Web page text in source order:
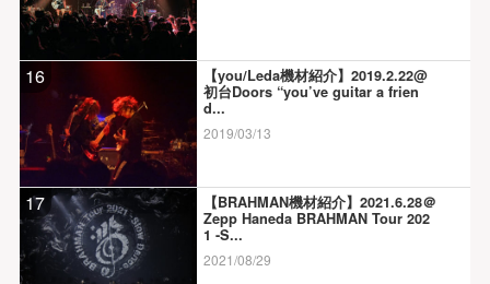
16
【you/Leda機材紹介】2019.2.22@
初台Doors “you’ve guitar a frien
d...
2019/03/13
17
【BRAHMAN機材紹介】2021.6.28＠
Zepp Haneda BRAHMAN Tour 202
1 -S...
2021/08/29